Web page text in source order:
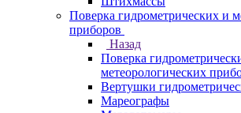
Поверка гидрометрических и
приборов
Назад
Поверка
метеорологических
Вертушки
Мареографы